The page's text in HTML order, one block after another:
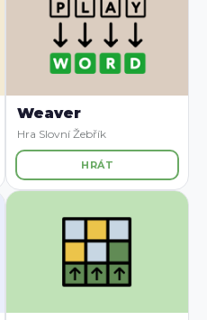
Weaver
Hra Slovní Žebřík
HRÁT